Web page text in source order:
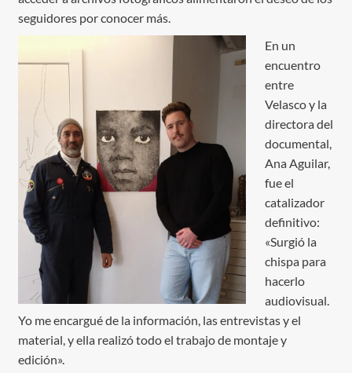
seguidores por conocer más.
En un
encuentro
entre
Velasco y la
directora del
documental,
Ana Aguilar,
fue el
catalizador
definitivo:
«Surgió la
chispa para
hacerlo
audiovisual.
Yo me encargué de la información, las entrevistas y el
material, y ella realizó todo el trabajo de montaje y
edición».